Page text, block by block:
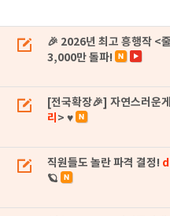
🎉 2026년 최고 흥행작 <
3,000만 돌파!
[전국확장🎉] 자연스러운
리 > ♥
직원들도 놀란 파격 결정!
🪐